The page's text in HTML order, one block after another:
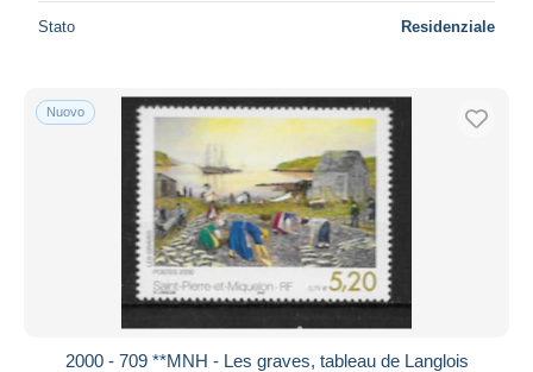
Stato Residenziale
Nuovo
2000 - 709 **MNH - Les graves, tableau de Langlois